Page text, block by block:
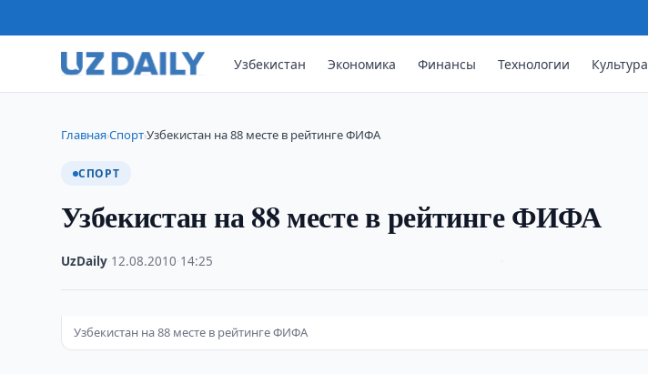
Узбекистан Экономика Финансы Технологии Культура
Главная›Спорт›Узбекистан на 88 месте в рейтинге ФИФА
СПОРТ
Узбекистан на 88 месте в рейтинге ФИФА
UzDaily 12.08.2010 14:25
Узбекистан на 88 месте в рейтинге ФИФА